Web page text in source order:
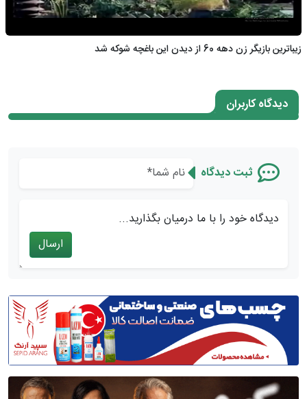
زیباترین بازیگر زن دهه 60 از دیدن این باغچه شوکه شد
دیدگاه کاربران
ثبت دیدگاه
دیدگاه خود را با ما درمیان بگذارید...
ارسال